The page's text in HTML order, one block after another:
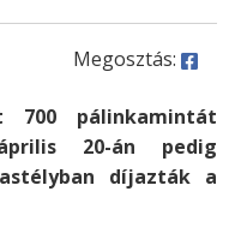
Megosztás:
700 pálinkamintát
20-án pedig
díjazták a